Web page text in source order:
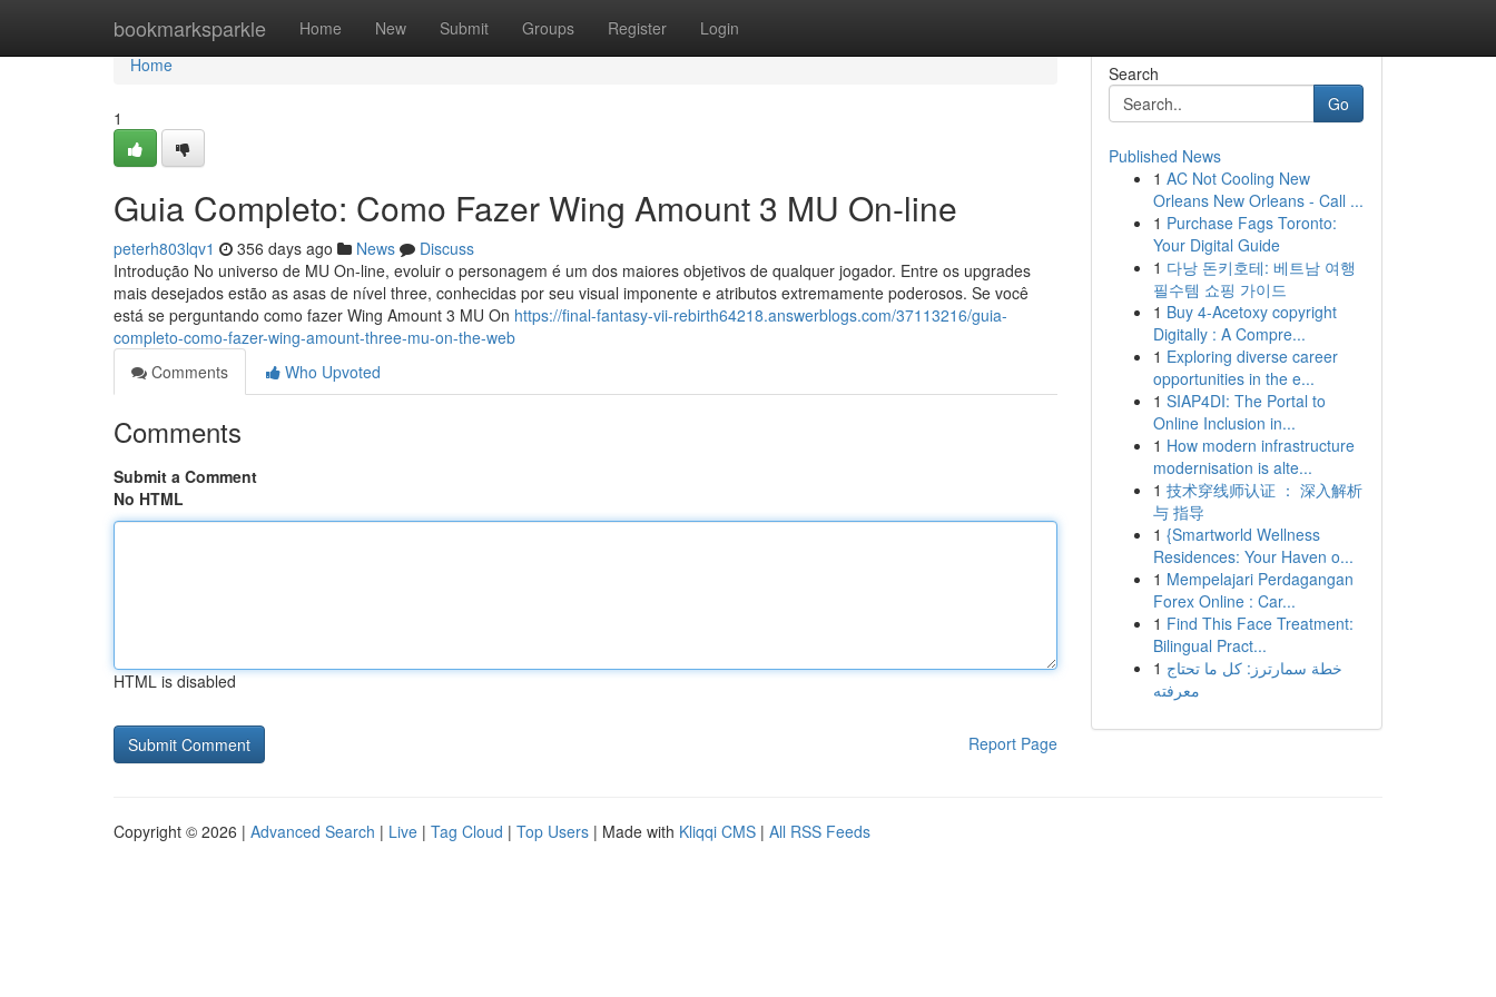
bookmarksparkle Home New Submit Groups Register Login
Home
Home
1
Guia Completo: Como Fazer Wing Amount 3 MU On-line
peterh803lqv1 356 days ago News
Discuss
Introdução No universo de MU On-line, evoluir o personagem é um dos maiores objetivos de qualquer jogador. Entre os upgrades
mais desejados estão as asas de nível three, conhecidas por seu visual imponente e atributos extremamente poderosos. Se você
está se perguntando como fazer Wing Amount 3 MU On https://final-fantasy-vii-rebirth64218.answerblogs.com/37113216/guia-
completo-como-fazer-wing-amount-three-mu-on-the-web
Comments
Who Upvoted
Comments
Submit a Comment
No HTML
HTML is disabled
Report Page
Search
Go
Published News
1 AC Not Cooling New
Orleans New Orleans - Call ...
1 Purchase Fags Toronto:
Your Digital Guide
1 다낭 돈키호테: 베트남 여행
필수템 쇼핑 가이드
1 Buy 4-Acetoxy copyright
Digitally : A Compre...
1 Exploring diverse career
opportunities in the e...
1 SIAP4DI: The Portal to
Online Inclusion in...
1 How modern infrastructure
modernisation is alte...
1 技术穿线师认证 ： 深入解析
与 指导
1 {Smartworld Wellness
Residences: Your Haven o...
1 Mempelajari Perdagangan
Forex Online : Car...
1 Find This Face Treatment:
Bilingual Pract...
1 خطة سمارترز: كل ما تحتاج
معرفته
Copyright © 2026 | Advanced Search | Live | Tag Cloud | Top Users | Made with Kliqqi CMS | All RSS Feeds